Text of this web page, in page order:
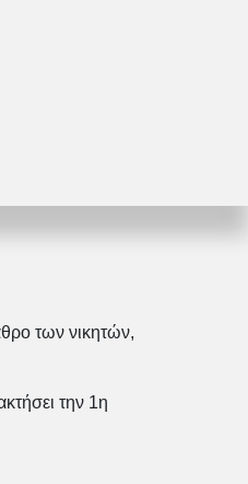
των νικητών,
την 1η